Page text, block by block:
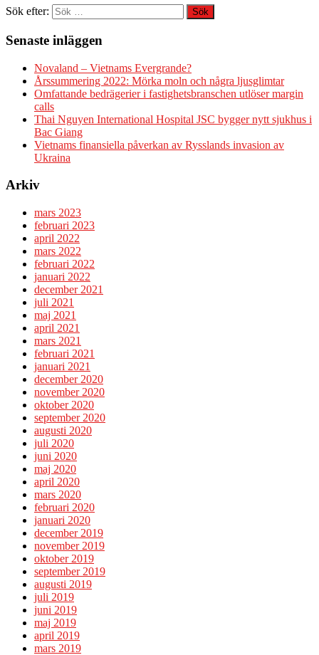
Sök efter:
Senaste inläggen
Novaland – Vietnams Evergrande?
Årssummering 2022: Mörka moln och några ljusglimtar
Omfattande bedrägerier i fastighetsbranschen utlöser margin
calls
Thai Nguyen International Hospital JSC bygger nytt sjukhus i
Bac Giang
Vietnams finansiella påverkan av Rysslands invasion av
Ukraina
Arkiv
mars 2023
februari 2023
april 2022
mars 2022
februari 2022
januari 2022
december 2021
juli 2021
maj 2021
april 2021
mars 2021
februari 2021
januari 2021
december 2020
november 2020
oktober 2020
september 2020
augusti 2020
juli 2020
juni 2020
maj 2020
april 2020
mars 2020
februari 2020
januari 2020
december 2019
november 2019
oktober 2019
september 2019
augusti 2019
juli 2019
juni 2019
maj 2019
april 2019
mars 2019